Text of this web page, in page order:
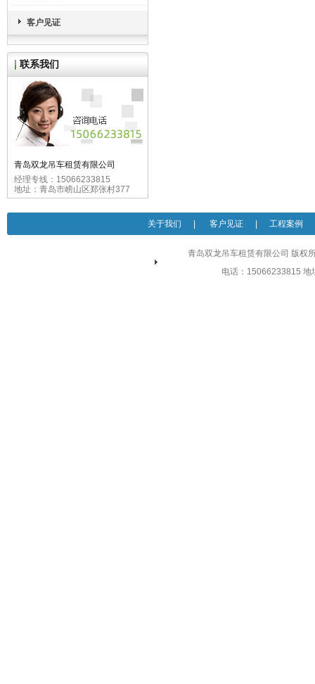
客户见证
联系我们
青岛双龙吊车租赁有限公司
经理专线：15066233815
地址：青岛市崂山区郑张村377
关于我们 客户见证 工程案例
青岛双龙吊车租赁有限公司 版权
电话：15066233815 地